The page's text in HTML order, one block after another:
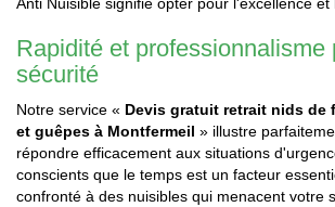
Rapidité et professionnalisme
sécurité
Notre service « Devis gratuit retrait nids de
et guêpes à Montfermeil » illustre
répondre efficacement aux situations
conscients que le temps est un facteur
confronté à des nuisibles qui menacent votre